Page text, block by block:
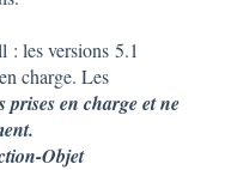
: les versions 5.1
charge. Les
prises en charge et ne
Objet